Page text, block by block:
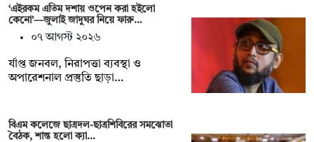
‘এইরকম এতিম দশায় ওপেন করা হইলো
কেনো’—জুলাই জাদুঘর নিয়ে ফারু…
০৭ আগস্ট ২০২৬
র্যাপ্ত জনবল, নিরাপত্তা ব্যবস্থা ও
অপারেশনাল প্রস্তুতি ছাড়া…
বিএম কলেজে ছাত্রদল-ছাত্রশিবিরের সমঝোতা
বৈঠক, শান্ত হলো ক্যা…